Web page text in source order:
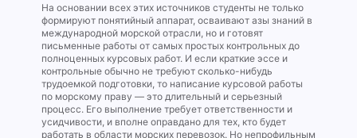
На основании всех этих источников студенты не только
формируют понятийный аппарат, осваивают азы знаний в
международной морской отрасли, но и готовят
письменные работы от самых простых контрольных до
полноценных курсовых работ. И если краткие эссе и
контрольные обычно не требуют сколько-нибудь
трудоемкой подготовки, то написание курсовой работы
по морскому праву — это длительный и серьезный
процесс. Его выполнение требует ответственности и
усидчивости, и вполне оправдано для тех, кто будет
работать в области морских перевозок. Но непрофильным